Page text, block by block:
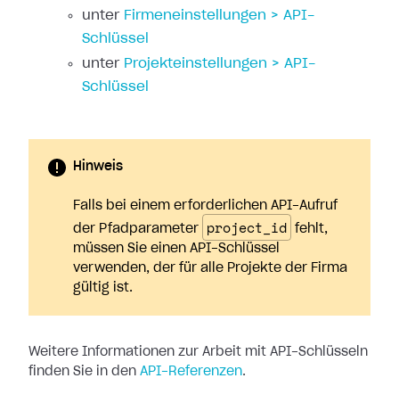
unter Firmeneinstellungen > API-
Schlüssel
unter Projekteinstellungen > API-
Schlüssel
Hinweis
Falls bei einem erforderlichen API-Aufruf
der Pfadparameter
project_id
fehlt,
müssen Sie einen API-Schlüssel
verwenden, der für alle Projekte der Firma
gültig ist.
Weitere Informationen zur Arbeit mit API-Schlüsseln
finden Sie in den API-Referenzen.